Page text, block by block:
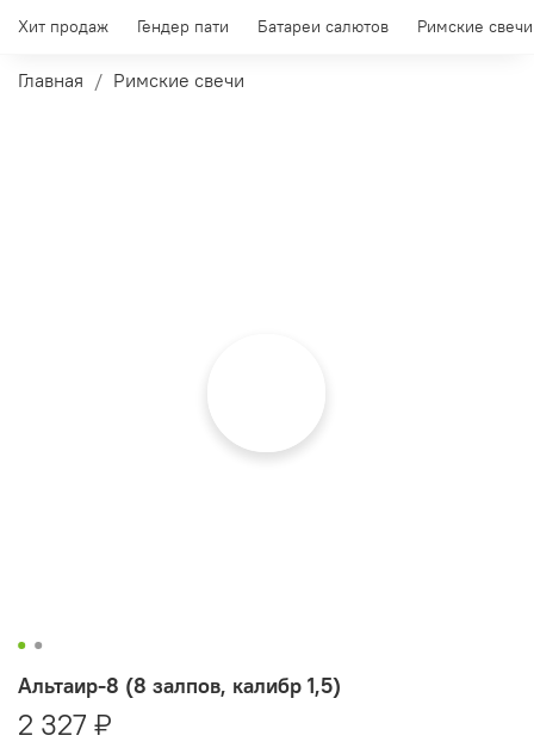
Хит продаж Гендер пати Батареи салютов Римские свечи
Главная Римские свечи
Альтаир-8 (8 залпов, калибр 1,5)
2 327 ₽